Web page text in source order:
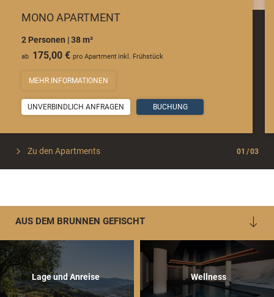
01 /03
Zu den Apartments
MONO APARTMENT
2 Personen |38 m²
ab 175,00 € pro Apartmentinkl. Frühstück
MEHR INFORMATIONEN
UNVERBINDLICH ANFRAGEN BUCHUNG
AUS DEM BRUNNEN GEFISCHT
Lage und Anreise Wellness